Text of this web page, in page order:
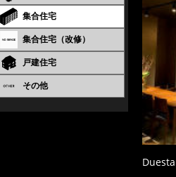
集合住宅
集合住宅（改修）
戸建住宅
その他
Duesta